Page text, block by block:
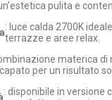
pulita e
: luce calda 2700K
terrazze e aree relax.
materica di
per un risultato
: disponibile in versione